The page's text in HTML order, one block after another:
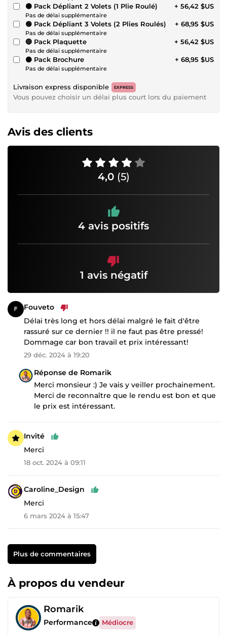
🟠 Pack Dépliant 2 Volets (1 Plie Roulé)
Pas de délai supplémentaire
+ 56,42 $US
🟢 Pack Dépliant 3 Volets (2 Plies Roulés)
Pas de délai supplémentaire
+ 68,95 $US
🔵 Pack Plaquette
Pas de délai supplémentaire
+ 56,42 $US
⚫ Pack Brochure
Pas de délai supplémentaire
+ 68,95 $US
Livraison express disponible EXPRESS
Vous pouvez choisir un délai plus court lors du paiement
Avis des clients
4,0 (5)
4 avis positifs
1 avis négatif
Fouveto
Délai très long et hors délai malgré le fait d'être
rassuré sur ce dernier !! il ne faut pas être pressé!
Dommage car bon travail et prix intéressant!
29 déc. 2024 à 19:20
Réponse de Romarik
Merci monsieur :) Je vais y veiller prochainement.
Merci de reconnaître que le rendu est bon et que
le prix est intéressant.
Invité
Merci
18 oct. 2024 à 09:11
Caroline_Design
Merci
6 mars 2024 à 15:47
Plus de commentaires
À propos du vendeur
Romarik
Performance Médiocre